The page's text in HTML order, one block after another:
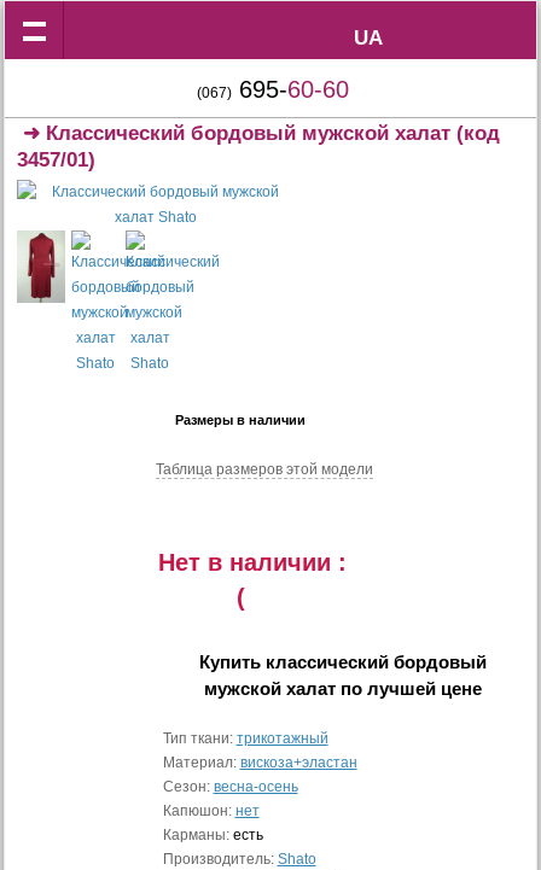
UA
UA
(067) 695-60-60
➜ Классический бордовый мужской халат(код
3457/01)
Размеры в наличии
Таблица размеров этой модели
Нет в наличии :
(
Купить классический бордовый
мужской халат по лучшей цене
Тип ткани: трикотажный
Материал: вискоза+эластан
Сезон: весна-осень
Капюшон: нет
Карманы: есть
Производитель: Shato